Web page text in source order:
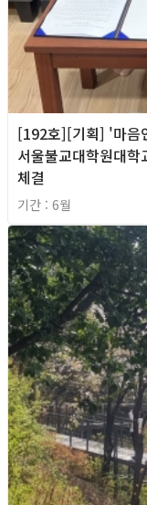
[192호][기획] '마음
서울불교대학원대
체결
기간 : 6월